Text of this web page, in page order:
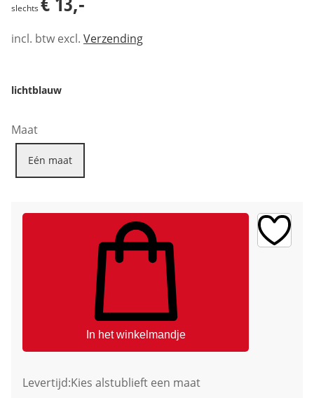
slechts
incl. btw excl. Verzending
lichtblauw
Maat
Eén maat
In het winkelmandje
Levertijd:Kies alstublieft een maat